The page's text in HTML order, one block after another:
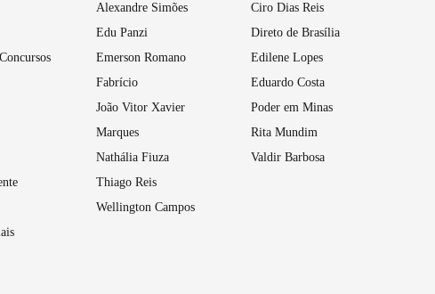
Alexandre Simões
Edu Panzi
Emerson Romano
Fabrício
João Vitor Xavier
Marques
Nathália Fiuza
Thiago Reis
Wellington Campos
Ciro Dias Reis
Direto de Brasília
Edilene Lopes
Eduardo Costa
Poder em Minas
Rita Mundim
Valdir Barbosa